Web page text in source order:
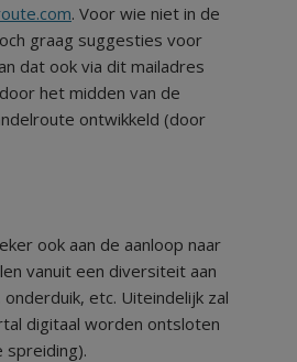
. Voor wie niet in de
graag suggesties voor
dat ook via dit mailadres
het midden van de
ontwikkeld (door
ook aan de aanloop naar
vanuit een diversiteit aan
etc. Uiteindelijk zal
digitaal worden ontsloten
spreiding).